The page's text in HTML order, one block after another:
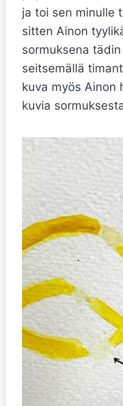
ja toi sen minulle
sitten Ainon
sormuksena
seitsemällä
kuva myös Ainon
kuvia